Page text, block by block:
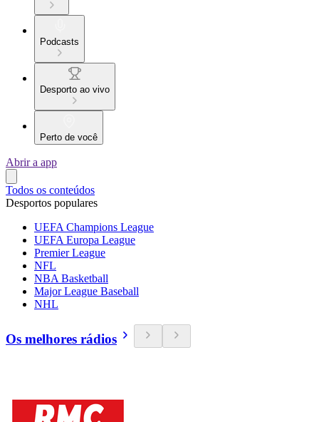
Podcasts
Desporto ao vivo
Perto de você
Abrir a app
Todos os conteúdos
Desportos populares
UEFA Champions League
UEFA Europa League
Premier League
NFL
NBA Basketball
Major League Baseball
NHL
Os melhores rádios